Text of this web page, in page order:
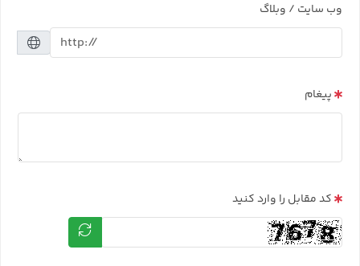
وب سایت / وبلاگ
پیغام
کد مقابل را وارد کنید